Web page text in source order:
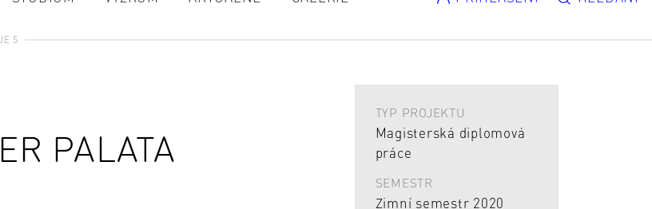
5
PALATA
TYP PROJEKTU
Magisterská diplomová
práce
SEMESTR
Zimní semestr 2020